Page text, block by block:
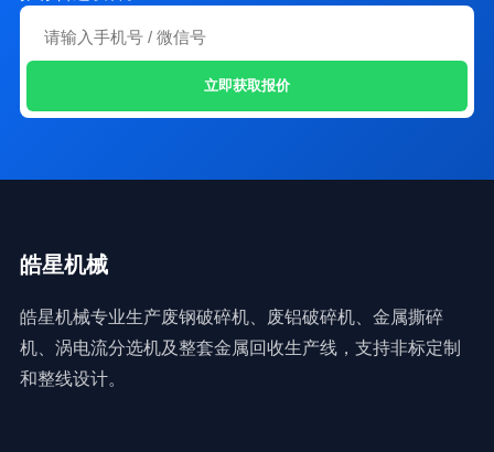
立即获取报价
皓星机械
皓星机械专业生产废钢破碎机、废铝破碎机、金属撕碎
机、涡电流分选机及整套金属回收生产线，支持非标定制
和整线设计。